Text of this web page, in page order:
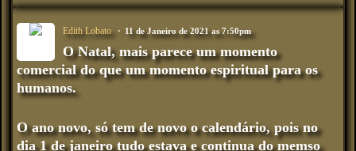
Edith Lobato 11 de Janeiro de 2021 as 7:50pm
O Natal, mais parece um momento
comercial do que um momento espiritual para os
humanos.
O ano novo, só tem de novo o calendário, pois no
dia 1 de janeiro tudo estava e continua do memso